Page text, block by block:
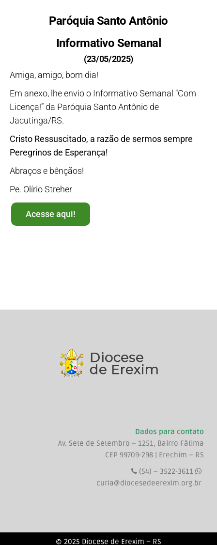
Paróquia Santo Antônio
Informativo Semanal
(23/05/2025)
Amiga, amigo, bom dia!
Em anexo, lhe envio o Informativo Semanal “Com
Licença!” da Paróquia Santo Antônio de
Jacutinga/RS.
Cristo Ressuscitado, a razão de sermos sempre
Peregrinos de Esperança!
Abraços e bênçãos!
Pe. Olírio Streher
Acesse aqui!
Dados para contato
Av. Sete de Setembro – 1251, Bairro Fátima
CEP 99709-298 | Erechim – RS
(54) – 3522-3611
curia@diocesedeerexim.org.br
© 2025 Diocese de Erexim – RS